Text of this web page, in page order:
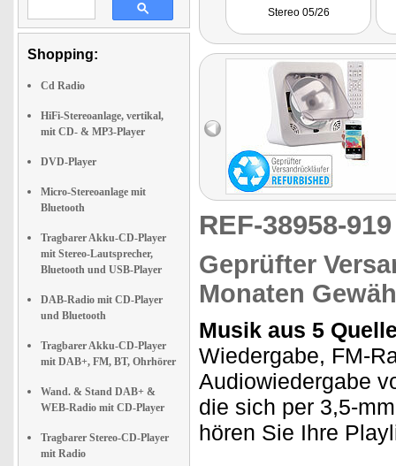
Shopping:
Cd Radio
HiFi-Stereoanlage, vertikal,
mit CD- & MP3-Player
DVD-Player
Micro-Stereoanlage mit
Bluetooth
Tragbarer Akku-CD-Player
mit Stereo-Lautsprecher,
Bluetooth und USB-Player
DAB-Radio mit CD-Player
und Bluetooth
Tragbarer Akku-CD-Player
mit DAB+, FM, BT, Ohrhörer
Wand. & Stand DAB+ &
WEB-Radio mit CD-Player
Tragbarer Stereo-CD-Player
mit Radio
unterwegs. Für knapp 50
Brainer" und ein
funktionales Schnäppchen."
Stereo 05/26
REF-38958-
Geprüfter
Monaten
Musik aus 5
Wiedergabe, FM-
Audiowiedergabe
die sich per 3,5-
hören Sie Ihre